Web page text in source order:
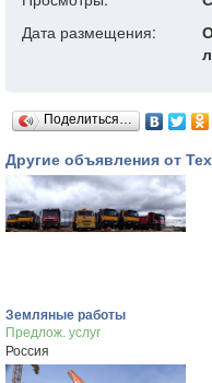
Дата размещения:
Поделиться…
Другие объявления от
Земляные работы
Предлож. услуг
Россия